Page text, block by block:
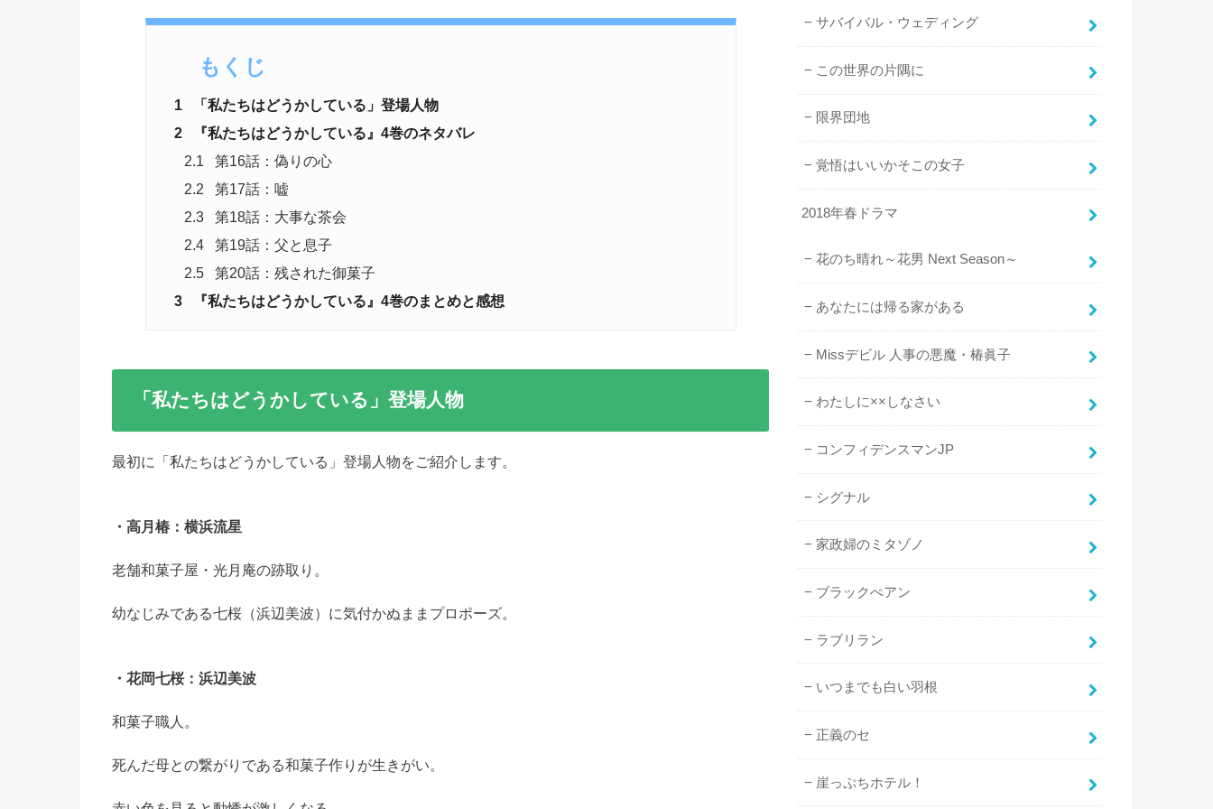
もくじ
1
「私たちはどうかしている」登場人物
2
『私たちはどうかしている』4巻のネタバレ
2.1
第16話：偽りの心
2.2
第17話：嘘
2.3
第18話：大事な茶会
2.4
第19話：父と息子
2.5
第20話：残された御菓子
3
『私たちはどうかしている』4巻のまとめと感想
「私たちはどうかしている」登場人物
最初に「私たちはどうかしている」登場人物をご紹介します。
・高月椿：横浜流星
老舗和菓子屋・光月庵の跡取り。
幼なじみである七桜（浜辺美波）に気付かぬままプロポーズ。
・花岡七桜：浜辺美波
和菓子職人。
死んだ母との繋がりである和菓子作りが生きがい。
サバイバル・ウェディング
この世界の片隅に
限界団地
覚悟はいいかそこの女子
2018年春ドラマ
花のち晴れ～花男 Next Season～
あなたには帰る家がある
Missデビル 人事の悪魔・椿眞子
わたしに××しなさい
コンフィデンスマンJP
シグナル
家政婦のミタゾノ
ブラックぺアン
ラブリラン
いつまでも白い羽根
正義のセ
崖っぷちホテル！